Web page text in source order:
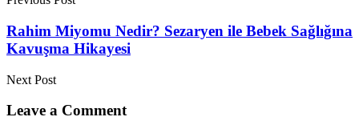
Rahim Miyomu Nedir? Sezaryen ile Bebek Sağlığına
Kavuşma Hikayesi
Next Post
Leave a Comment